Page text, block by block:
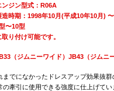
ンジン型式：R06A
造時期：1998年10月(平成10年10月)
〜10型
取り付け可能です。
（ジムニーワイド）JB43（ジムニ
までになかったドレスアップ効果抜
の牽引に使用できる強度に仕上げてい